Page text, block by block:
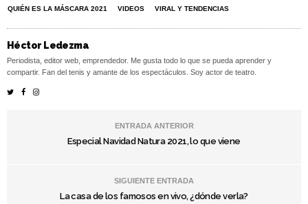
QUIÉN ES LA MÁSCARA 2021 VIDEOS VIRAL Y TENDENCIAS
Héctor Ledezma
Periodista, editor web, emprendedor. Me gusta todo lo que se pueda aprender y
compartir. Fan del tenis y amante de los espectáculos. Soy actor de teatro.
ENTRADA ANTERIOR
Especial Navidad Natura 2021, lo que viene
SIGUIENTE ENTRADA
La casa de los famosos en vivo, ¿dónde verla?